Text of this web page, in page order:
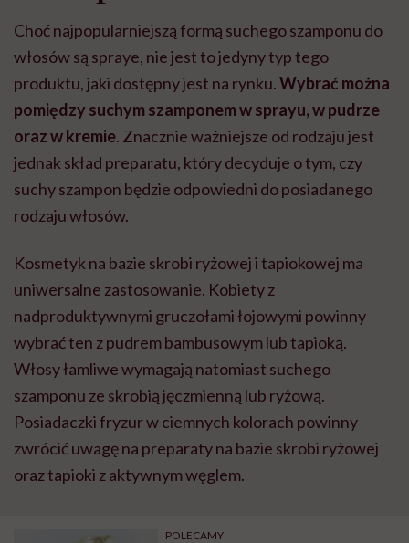
Choć najpopularniejszą formą suchego szamponu do
włosów są spraye, nie jest to jedyny typ tego
produktu, jaki dostępny jest na rynku.Wybrać można
pomiędzy suchym szamponem w sprayu, w pudrze
oraz w kremie. Znacznie ważniejsze od rodzaju jest
jednak skład preparatu, który decyduje o tym, czy
suchy szampon będzie odpowiedni do posiadanego
rodzaju włosów.
Kosmetyk na bazie skrobi ryżowej i tapiokowej ma
uniwersalne zastosowanie. Kobiety z
nadproduktywnymi gruczołami łojowymi powinny
wybrać ten z pudrem bambusowym lub tapioką.
Włosy łamliwe wymagają natomiast suchego
szamponu ze skrobią jęczmienną lub ryżową.
Posiadaczki fryzur w ciemnych kolorach powinny
zwrócić uwagę na preparaty na bazie skrobi ryżowej
oraz tapioki z aktywnym węglem.
POLECAMY